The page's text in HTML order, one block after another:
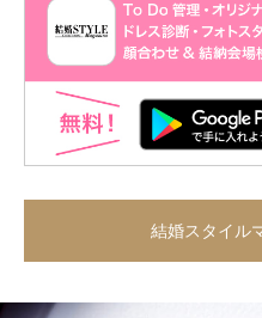
結婚スタイル